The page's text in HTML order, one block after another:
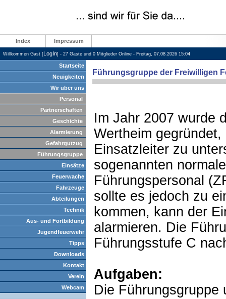
Index Impressum
Willkommen Gast [LogIn] - 27 Gäste und 0 Mitglieder Online - Freitag, 07.08.2026 15:04
Startseite
Neuigkeiten
Wir über uns
Personal
Partnerschaften
Geschichte
Alarmierung
Gefahrgutzug
Führungsgruppe
Einsätze
Feuerwache
Fahrzeuge
Abteilungen
Technik
Aus- und Fortbildung
Jugendfeuerwehr
Tipps
Downloads
Kontakt
Verein
Webcam
Führungsgruppe der Freiwilligen
Im Jahr 2007 wurde
Wertheim
Einsatzleiter zu
sogenannten
Führungspersonal
sollte es jedoch zu
kommen, kann der
alarmieren. Die
Führungsstufe C
Aufgaben:
Die Führungsgruppe